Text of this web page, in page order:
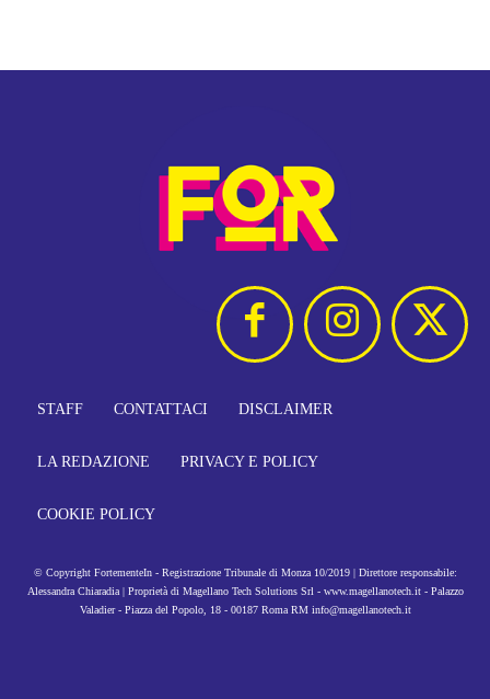
STAFF CONTATTACI DISCLAIMER
LA REDAZIONE PRIVACY E POLICY
COOKIE POLICY
© Copyright FortementeIn - Registrazione Tribunale di Monza 10/2019 | Direttore responsabile:
Alessandra Chiaradia | Proprietà di Magellano Tech Solutions Srl - www.magellanotech.it - Palazzo
Valadier - Piazza del Popolo, 18 - 00187 Roma RM info@magellanotech.it